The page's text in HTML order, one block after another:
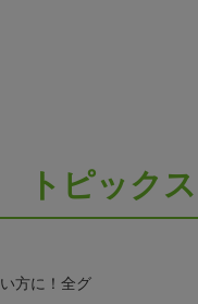
トピックス
方に！全グ